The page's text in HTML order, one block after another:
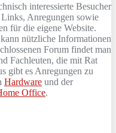
interessierte Besucher
Anregungen sowie
für die eigene Website.
nützliche Informationen
Forum findet man
Fachleuten, die mit Rat
gibt es Anregungen zu
Hardware und der
Office.